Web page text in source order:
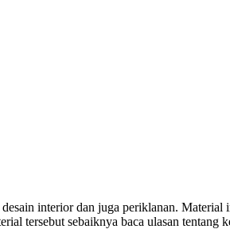
interior dan juga periklanan.
tersebut sebaiknya baca ulasan tentang